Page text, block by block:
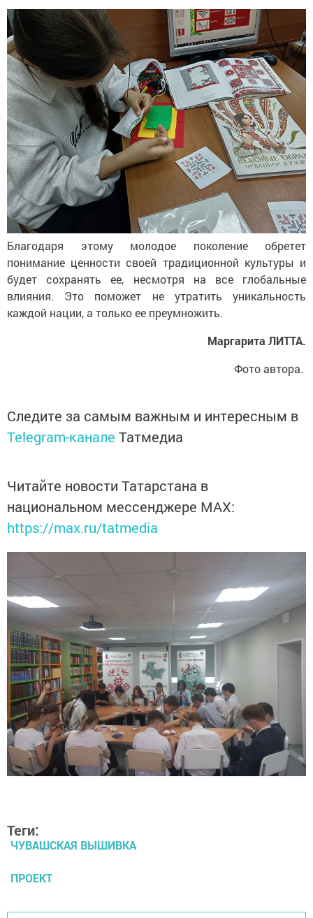
Благодаря этому молодое поколение обретет
понимание ценности своей традиционной культуры и
будет сохранять ее, несмотря на все глобальные
влияния. Это поможет не утратить уникальность
каждой нации, а только ее преумножить.
Маргарита ЛИТТА.
Фото автора.
Следите за самым важным и интересным в
Telegram-канале Татмедиа
Читайте новости Татарстана в
национальном мессенджере MАХ:
https://max.ru/tatmedia
Теги:
ЧУВАШСКАЯ ВЫШИВКА
ПРОЕКТ